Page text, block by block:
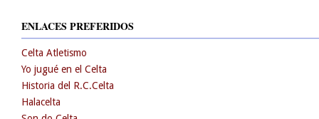
ENLACES PREFERIDOS
Celta Atletismo
Yo jugué en el Celta
Historia del R.C.Celta
Halacelta